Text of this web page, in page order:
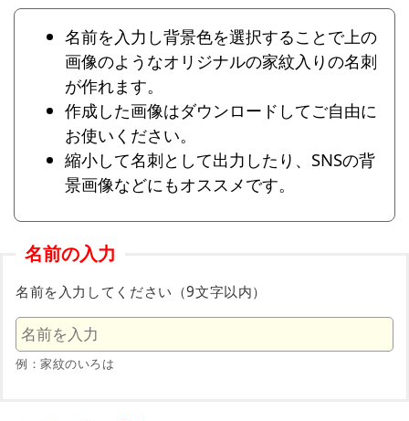
名前を入力し背景色を選択することで上の
画像のようなオリジナルの家紋入りの名刺
が作れます。
作成した画像はダウンロードしてご自由に
お使いください。
縮小して名刺として出力したり、SNSの背
景画像などにもオススメです。
名前の入力
名前を入力してください（9文字以内）
例：家紋のいろは